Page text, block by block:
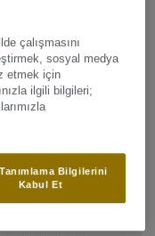
çalışmasını
sosyal medya
etmek için
ilgili bilgileri;
Bilgilerini
Kabul Et